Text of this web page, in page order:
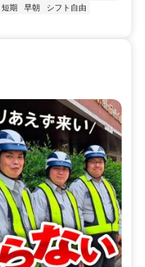
短期 早朝
シフト自由